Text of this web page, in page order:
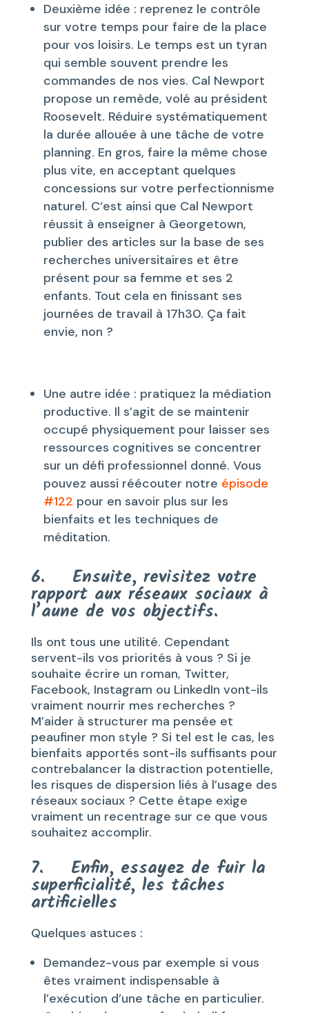
Deuxième idée : reprenez le contrôle
sur votre temps pour faire de la place
pour vos loisirs. Le temps est un tyran
qui semble souvent prendre les
commandes de nos vies. Cal Newport
propose un remède, volé au président
Roosevelt. Réduire systématiquement
la durée allouée à une tâche de votre
planning. En gros, faire la même chose
plus vite, en acceptant quelques
concessions sur votre perfectionnisme
naturel. C‘est ainsi que Cal Newport
réussit à enseigner à Georgetown,
publier des articles sur la base de ses
recherches universitaires et être
présent pour sa femme et ses 2
enfants. Tout cela en finissant ses
journées de travail à 17h30. Ça fait
envie, non ?
Une autre idée : pratiquez la médiation
productive. Il s’agit de se maintenir
occupé physiquement pour laisser ses
ressources cognitives se concentrer
sur un défi professionnel donné. Vous
pouvez aussi réécouter notre épisode
#122 pour en savoir plus sur les
bienfaits et les techniques de
méditation.
6. Ensuite, revisitez votre
rapport aux réseaux sociaux à
l’aune de vos objectifs.
Ils ont tous une utilité. Cependant
servent-ils vos priorités à vous ? Si je
souhaite écrire un roman, Twitter,
Facebook, Instagram ou LinkedIn vont-ils
vraiment nourrir mes recherches ?
M’aider à structurer ma pensée et
peaufiner mon style ? Si tel est le cas, les
bienfaits apportés sont-ils suffisants pour
contrebalancer la distraction potentielle,
les risques de dispersion liés à l’usage des
réseaux sociaux ? Cette étape exige
vraiment un recentrage sur ce que vous
souhaitez accomplir.
7. Enfin, essayez de fuir la
superficialité, les tâches
artificielles
Quelques astuces :
Demandez-vous par exemple si vous
êtes vraiment indispensable à
l’exécution d’une tâche en particulier.